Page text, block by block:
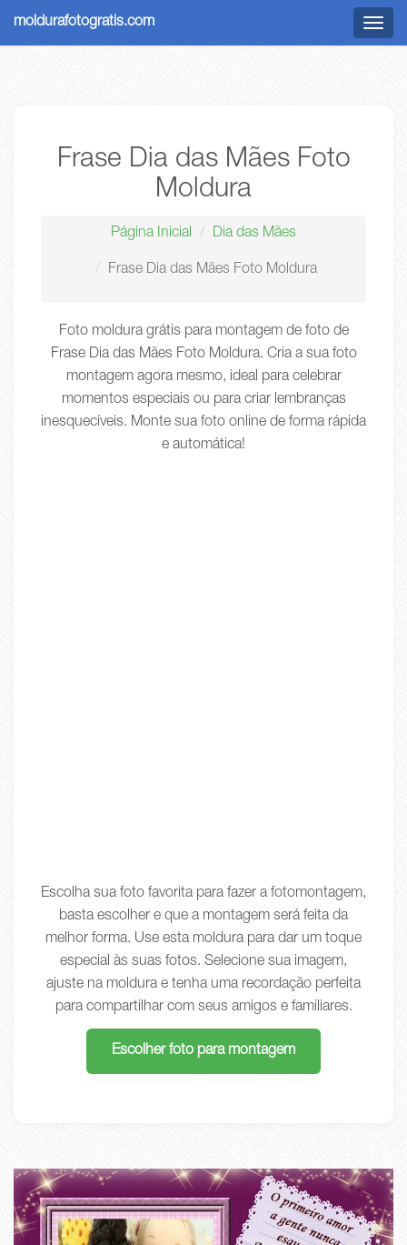
Menu
moldurafotogratis.com
Frase Dia das Mães Foto
Moldura
Página Inicial Dia das Mães
Frase Dia das Mães Foto Moldura
Foto moldura grátis para montagem de foto de
Frase Dia das Mães Foto Moldura. Cria a sua foto
montagem agora mesmo, ideal para celebrar
momentos especiais ou para criar lembranças
inesquecíveis. Monte sua foto online de forma rápida
e automática!
Escolha sua foto favorita para fazer a fotomontagem,
basta escolher e que a montagem será feita da
melhor forma. Use esta moldura para dar um toque
especial às suas fotos. Selecione sua imagem,
ajuste na moldura e tenha uma recordação perfeita
para compartilhar com seus amigos e familiares.
Escolher foto para montagem